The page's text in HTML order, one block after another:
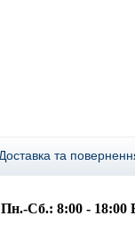
та
Пн.-Сб.: 8:00 - 18:00